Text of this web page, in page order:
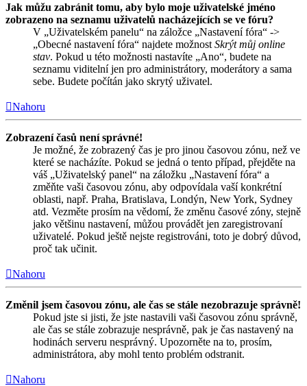
Jak můžu zabránit tomu, aby bylo moje uživatelské jméno
zobrazeno na seznamu uživatelů nacházejících se ve fóru?
V „Uživatelském panelu“ na záložce „Nastavení fóra“ ->
„Obecné nastavení fóra“ najdete možnost Skrýt můj online
stav. Pokud u této možnosti nastavíte „Ano“, budete na
seznamu viditelní jen pro administrátory, moderátory a sama
sebe. Budete počítán jako skrytý uživatel.
Nahoru
Zobrazení časů není správné!
Je možné, že zobrazený čas je pro jinou časovou zónu, než ve
které se nacházíte. Pokud se jedná o tento případ, přejděte na
váš „Uživatelský panel“ na záložku „Nastavení fóra“ a
změňte vaši časovou zónu, aby odpovídala vaší konkrétní
oblasti, např. Praha, Bratislava, Londýn, New York, Sydney
atd. Vezměte prosím na vědomí, že změnu časové zóny, stejně
jako většinu nastavení, můžou provádět jen zaregistrovaní
uživatelé. Pokud ještě nejste registrováni, toto je dobrý důvod,
proč tak učinit.
Nahoru
Změnil jsem časovou zónu, ale čas se stále nezobrazuje správně!
Pokud jste si jisti, že jste nastavili vaši časovou zónu správně,
ale čas se stále zobrazuje nesprávně, pak je čas nastavený na
hodinách serveru nesprávný. Upozorněte na to, prosím,
administrátora, aby mohl tento problém odstranit.
Nahoru